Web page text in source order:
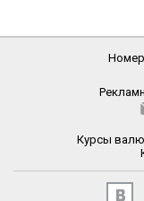
Курсы